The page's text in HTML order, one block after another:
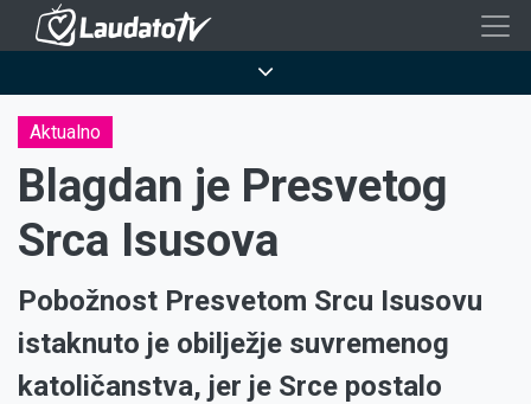
Skoči
sadržaj
Aktualno
Blagdan je Presvetog
Srca Isusova
Pobožnost Presvetom Srcu Isusovu
istaknuto je obilježje suvremenog
katoličanstva, jer je Srce postalo